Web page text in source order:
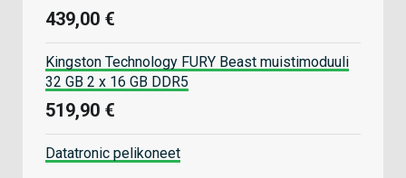
439,00 €
Kingston Technology FURY Beast muistimoduuli
32 GB 2 x 16 GB DDR5
519,90 €
Datatronic pelikoneet